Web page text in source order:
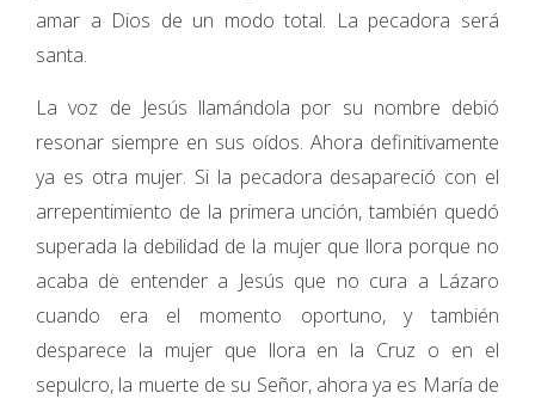
amar a Dios de un modo total. La pecadora será
santa.
La voz de Jesús llamándola por su nombre debió
resonar siempre en sus oídos. Ahora definitivamente
ya es otra mujer. Si la pecadora desapareció con el
arrepentimiento de la primera unción, también quedó
superada la debilidad de la mujer que llora porque no
acaba de entender a Jesús que no cura a Lázaro
cuando era el momento oportuno, y también
desparece la mujer que llora en la Cruz o en el
sepulcro, la muerte de su Señor, ahora ya es María de